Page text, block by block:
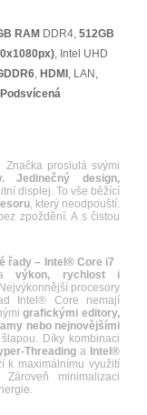
RAM DDR4, 512GB
, Intel UHD
, HDMI , LAN,
Podsvícená
Značka proslulá svými
Jedinečný design,
displej. To vše běžící
, který neodpouští.
zpoždění. A s čistou
řady – Intel® Core i7
výkon, rychlost i
Nejvýkonnější procesory
Intel® Core nemají
grafickými editory,
nebo nejnovějšími
Díky kombinaci
Threadinga Intel®
k maximálnímu využití
Zároveň minimalizaci